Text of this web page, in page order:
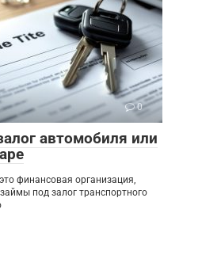
0
автомобиля или
финансовая организация,
под залог транспортного